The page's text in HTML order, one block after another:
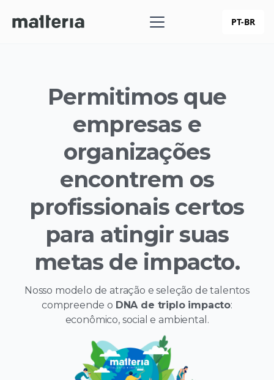
PT-BR
Permitimos que
empresas e
organizações
encontrem os
profissionais certos
para atingir suas
metas de impacto.
Nosso modelo de atração e seleção de talentos
compreende o DNA de triplo impacto:
econômico, social e ambiental.